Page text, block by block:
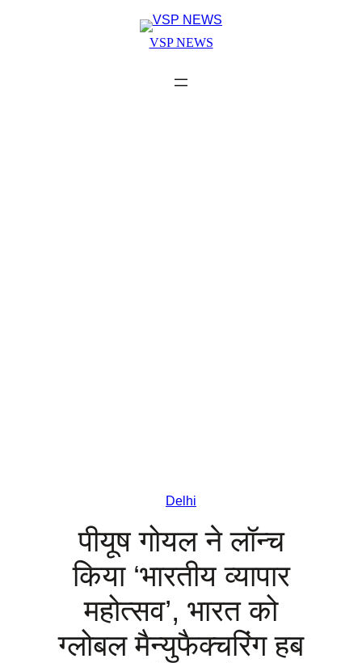
VSP NEWS
Delhi
पीयूष गोयल ने लॉन्च
किया ‘भारतीय व्यापार
महोत्सव’, भारत को
ग्लोबल मैन्युफैक्चरिंग हब